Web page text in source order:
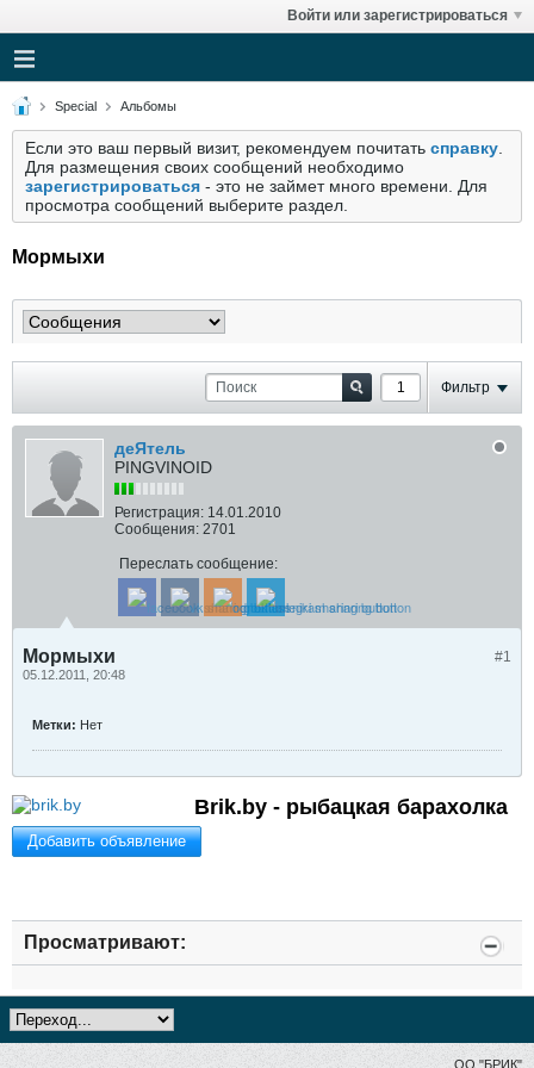
Войти или зарегистрироваться
Special Альбомы
Если это ваш первый визит, рекомендуем почитать справку
Для размещения своих сообщений необходимо
зарегистрироваться - это не займет много времени. Для
просмотра сообщений выберите раздел.
Мормыхи
Фильтр
деЯтель
PINGVINOID
Регистрация: 14.01.2010
Сообщения: 2701
Переслать сообщение:
#1
Мормыхи
05.12.2011, 20:48
Метки: Нет
Brik.by - рыбацкая барахолка
Добавить объявление
Просматривают:
ОО "БРИК"